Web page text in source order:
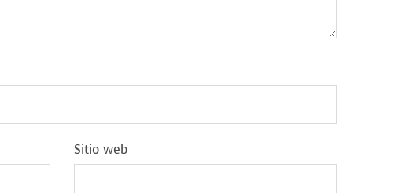
Sitio web